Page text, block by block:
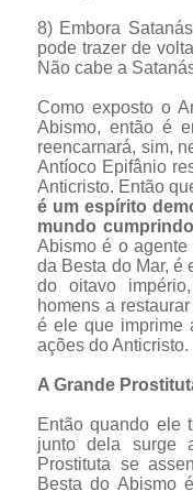
8) Embora
pode trazer de
Não cabe a
Como exposto o
Abismo, então é
reencarnará, sim,
Antíoco Epifânio
Anticristo. Então
é um espírito
mundo
Abismo é o
da Besta do Mar, é
do oitavo
homens a
é ele que imprime
ações do Anticristo.
A Grande
Então quando ele
junto dela surge
Prostituta se
Besta do Abismo